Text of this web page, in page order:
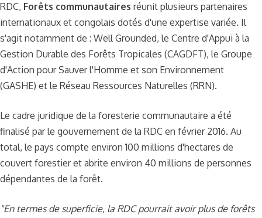
RDC, Forêts communautaires réunit plusieurs partenaires
internationaux et congolais dotés d'une expertise variée. Il
s'agit notamment de : Well Grounded, le Centre d'Appui à la
Gestion Durable des Forêts Tropicales (CAGDFT), le Groupe
d'Action pour Sauver l'Homme et son Environnement
(GASHE) et le Réseau Ressources Naturelles (RRN).
Le cadre juridique de la foresterie communautaire a été
finalisé par le gouvernement de la RDC en février 2016. Au
total, le pays compte environ 100 millions d'hectares de
couvert forestier et abrite environ 40 millions de personnes
dépendantes de la forêt.
"En termes de superficie, la RDC pourrait avoir plus de forêts